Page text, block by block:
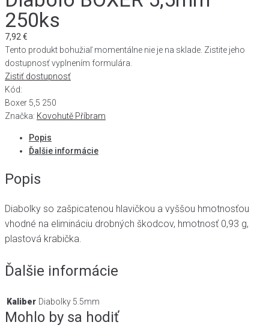
250ks
7,92 €
Tento produkt bohužiaľ momentálne nie je na sklade. Zistite jeho
dostupnosť vyplnením formulára.
Zistiť dostupnosť
Kód:
Boxer 5,5 250
Značka: Kovohutě Příbram
Popis
Ďalšie informácie
Popis
Diabolky so zašpicatenou hlavičkou a vyššou hmotnosťou
vhodné na elimináciu drobných škodcov, hmotnosť 0,93 g,
plastová krabička.
Ďalšie informácie
Kaliber Diabolky 5.5mm
Mohlo by sa hodiť